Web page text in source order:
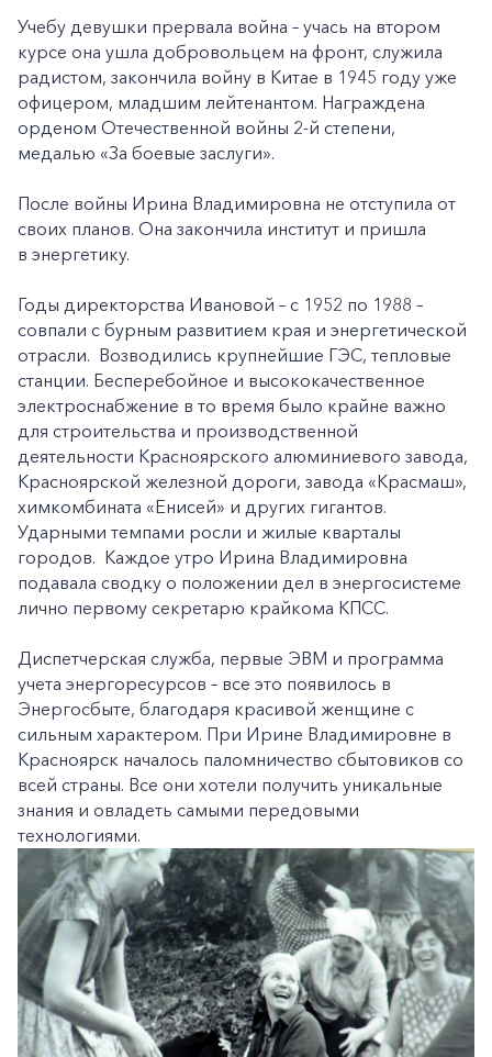
Учебу девушки прервала война – учась на втором
курсе она ушла добровольцем на фронт, служила
радистом, закончила войну в Китае в 1945 году уже
офицером, младшим лейтенантом. Награждена
орденом Отечественной войны 2-й степени,
медалью «За боевые заслуги».
После войны Ирина Владимировна не отступила от
своих планов. Она закончила институт и пришла
в энергетику.
Годы директорства Ивановой – с 1952 по 1988 –
совпали с бурным развитием края и энергетической
отрасли. Возводились крупнейшие ГЭС, тепловые
станции. Бесперебойное и высококачественное
электроснабжение в то время было крайне важно
для строительства и производственной
деятельности Красноярского алюминиевого завода,
Красноярской железной дороги, завода «Красмаш»,
химкомбината «Енисей» и других гигантов.
Ударными темпами росли и жилые кварталы
городов. Каждое утро Ирина Владимировна
подавала сводку о положении дел в энергосистеме
лично первому секретарю крайкома КПСС.
Диспетчерская служба, первые ЭВМ и программа
учета энергоресурсов – все это появилось в
Энергосбыте, благодаря красивой женщине с
сильным характером. При Ирине Владимировне в
Красноярск началось паломничество сбытовиков со
всей страны. Все они хотели получить уникальные
знания и овладеть самыми передовыми
технологиями.